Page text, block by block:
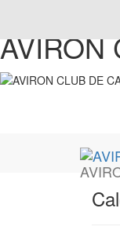
AVIRON